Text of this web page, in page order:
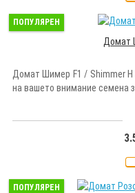
ПОПУЛЯРЕН
Домат
Домат Шимер F1 / Shimmer H
на вашето внимание семена
ПОПУЛЯРЕН